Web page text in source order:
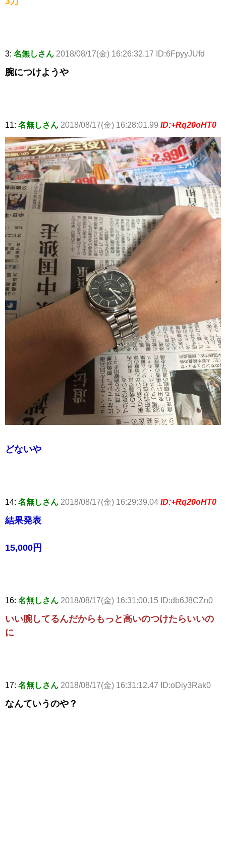
3: 名無しさん 2018/08/17(金) 16:26:32.17 ID:6FpyyJUfd
腕につけようや
11: 名無しさん 2018/08/17(金) 16:28:01.99 ID:+Rq20oHT0
どないや
14: 名無しさん 2018/08/17(金) 16:29:39.04 ID:+Rq20oHT0
結果発表
15,000円
16: 名無しさん 2018/08/17(金) 16:31:00.15 ID:db6J8CZn0
いい腕してるんだからもっと高いのつけたらいいの
に
17: 名無しさん 2018/08/17(金) 16:31:12.47 ID:oDiy3Rak0
なんていうのや？